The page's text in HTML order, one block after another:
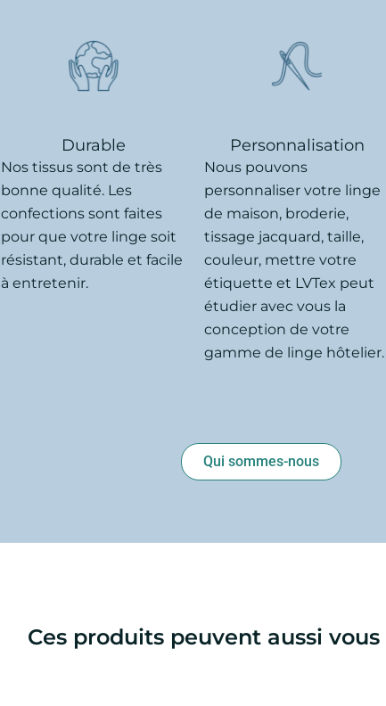
Durable
Nos tissus sont de très
bonne qualité. Les
confections sont faites
pour que votre linge soit
résistant, durable et facile
à entretenir.
Personnalisation
Nous pouvons
personnaliser votre linge
de maison, broderie,
tissage jacquard, taille,
couleur, mettre votre
étiquette et LVTex peut
étudier avec vous la
conception de votre
gamme de linge hôtelier.
Qui sommes-nous
Ces produits peuvent aussi